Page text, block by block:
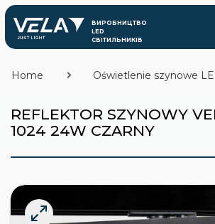
REFLEKTOR SZYNOWY
1024 24W CZARNY
Home Oświetlenie szynowe